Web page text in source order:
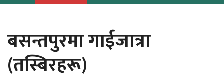
बसन्तपुरमा गाईजात्रा
(तस्बिरहरू)